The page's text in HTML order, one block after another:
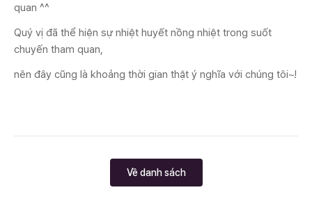
quan ^^
Quý vị đã thể hiện sự nhiệt huyết nồng nhiệt trong suốt
chuyến tham quan,
nên đây cũng là khoảng thời gian thật ý nghĩa với chúng tôi~!
Về danh sách